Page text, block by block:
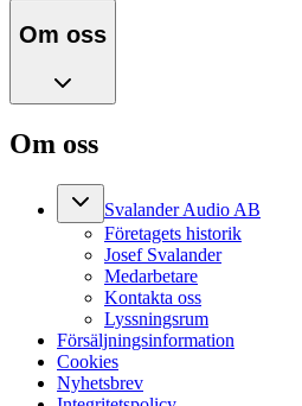
Om oss
Om oss
Svalander Audio AB
Företagets historik
Josef Svalander
Medarbetare
Kontakta oss
Lyssningsrum
Försäljningsinformation
Cookies
Nyhetsbrev